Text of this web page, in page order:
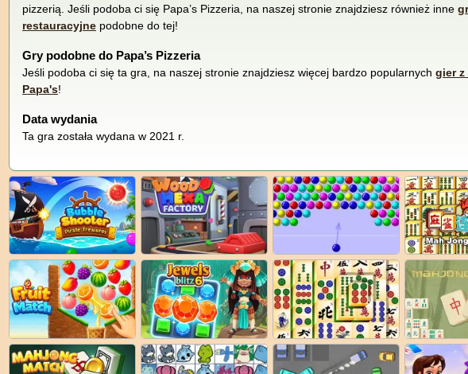
pizzerią. Jeśli podoba ci się Papa’s Pizzeria, na naszej stronie znajdziesz również inne
restauracyjne podobne do tej!
Gry podobne do Papa’s Pizzeria
Jeśli podoba ci się ta gra, na naszej stronie znajdziesz więcej bardzo popularnych gier z
Papa's!
Data wydania
Ta gra została wydana w 2021 r.